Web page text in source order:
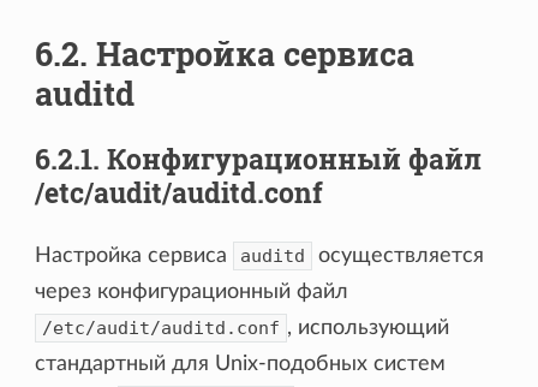
6.2. Настройка сервиса
auditd
6.2.1. Конфигурационный файл
/etc/audit/auditd.conf
Настройка сервиса auditd
осуществляется
через конфигурационный файл
/etc/audit/auditd.conf , использующий
стандартный для Unix-подобных систем